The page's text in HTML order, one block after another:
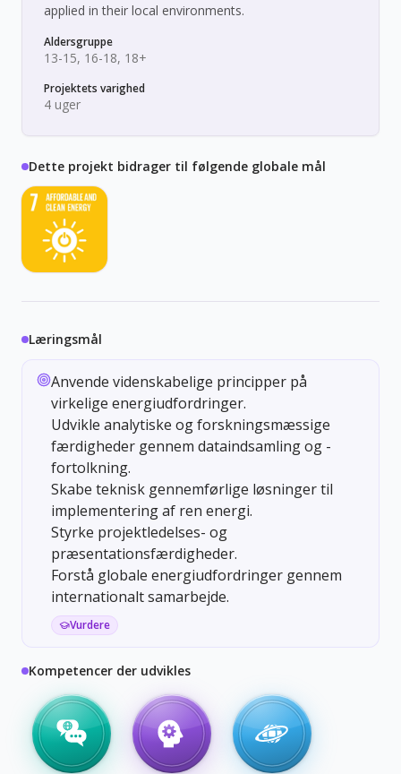
applied in their local environments.
Aldersgruppe
13-15, 16-18, 18+
Projektets varighed
4 uger
Dette projekt bidrager til følgende globale mål
Læringsmål
Anvende videnskabelige principper på
virkelige energiudfordringer.
Udvikle analytiske og forskningsmæssige
færdigheder gennem dataindsamling og -
fortolkning.
Skabe teknisk gennemførlige løsninger til
implementering af ren energi.
Styrke projektledelses- og
præsentationsfærdigheder.
Forstå globale energiudfordringer gennem
internationalt samarbejde.
Vurdere
Kompetencer der udvikles